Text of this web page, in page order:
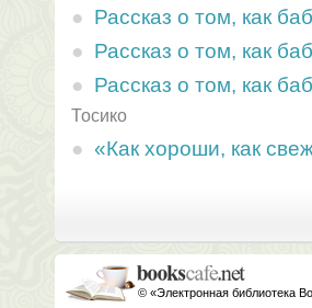
Рассказ о том, как
Рассказ о том, как
Рассказ о том, как
Тосико
«Как хороши, как
© «Электронная библиотека